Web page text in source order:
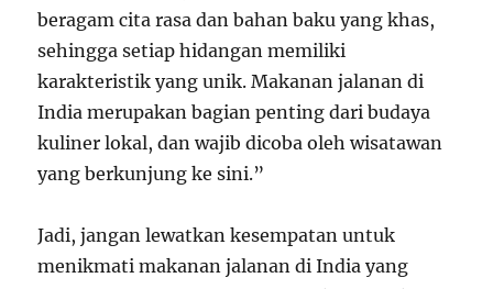
beragam cita rasa dan bahan baku yang khas,
sehingga setiap hidangan memiliki
karakteristik yang unik. Makanan jalanan di
India merupakan bagian penting dari budaya
kuliner lokal, dan wajib dicoba oleh wisatawan
yang berkunjung ke sini.”
Jadi, jangan lewatkan kesempatan untuk
menikmati makanan jalanan di India yang